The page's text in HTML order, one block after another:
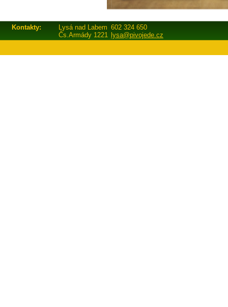
Kontakty: Lysá nad Labem 602 324 650
Čs.Armády 1221 lysa@pivojede.cz